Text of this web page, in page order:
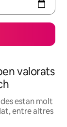
valorats
estan molt
entre altres